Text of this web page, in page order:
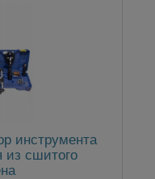
инструмента
из сшитого